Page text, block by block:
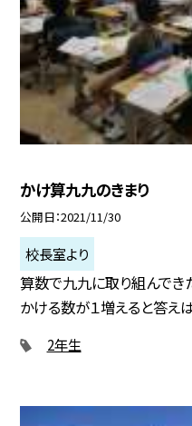
かけ算九九のきまり
公開日 2021/11/30
校長室より
算数で九九に取り組んでき
かける数が１増えると答え
2年生